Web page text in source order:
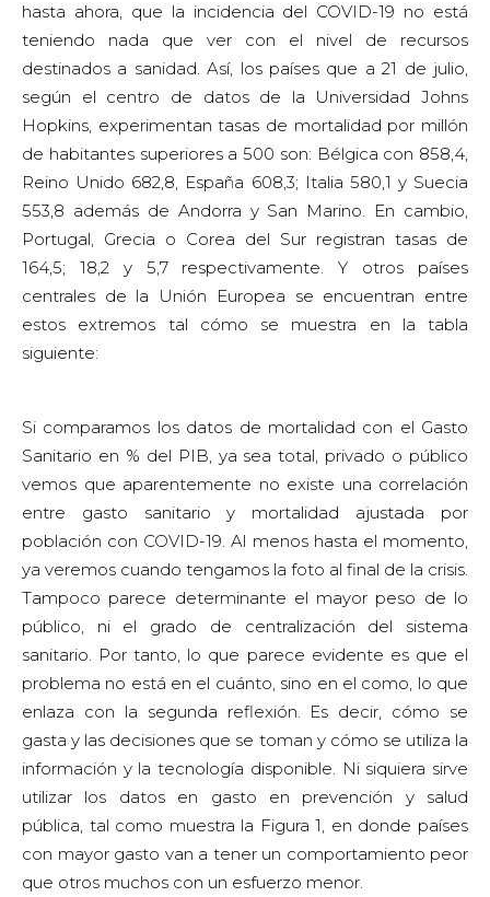
hasta ahora, que la incidencia del COVID-19 no está
teniendo nada que ver con el nivel de recursos
destinados a sanidad. Así, los países que a 21 de julio,
según el centro de datos de la Universidad Johns
Hopkins, experimentan tasas de mortalidad por millón
de habitantes superiores a 500 son: Bélgica con 858,4,
Reino Unido 682,8, España 608,3; Italia 580,1 y Suecia
553,8 además de Andorra y San Marino. En cambio,
Portugal, Grecia o Corea del Sur registran tasas de
164,5; 18,2 y 5,7 respectivamente. Y otros países
centrales de la Unión Europea se encuentran entre
estos extremos tal cómo se muestra en la tabla
siguiente:
Si comparamos los datos de mortalidad con el Gasto
Sanitario en % del PIB, ya sea total, privado o público
vemos que aparentemente no existe una correlación
entre gasto sanitario y mortalidad ajustada por
población con COVID-19. Al menos hasta el momento,
ya veremos cuando tengamos la foto al final de la crisis.
Tampoco parece determinante el mayor peso de lo
público, ni el grado de centralización del sistema
sanitario. Por tanto, lo que parece evidente es que el
problema no está en el cuánto, sino en el como, lo que
enlaza con la segunda reflexión. Es decir, cómo se
gasta y las decisiones que se toman y cómo se utiliza la
información y la tecnología disponible. Ni siquiera sirve
utilizar los datos en gasto en prevención y salud
pública, tal como muestra la Figura 1, en donde países
con mayor gasto van a tener un comportamiento peor
que otros muchos con un esfuerzo menor.